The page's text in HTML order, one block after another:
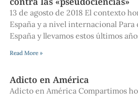
13 de agosto de 2018 El contexto
España y a nivel internacional
España y llevamos estos últimos
Read More »
Adicto en América
Adicto en América Compartimos